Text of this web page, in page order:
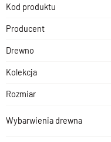
Kod produktu
Producent
Drewno
Kolekcja
Rozmiar
Wybarwienia drewna